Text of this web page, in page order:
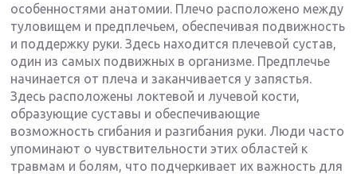
особенностями анатомии. Плечо расположено между
туловищем и предплечьем, обеспечивая подвижность
и поддержку руки. Здесь находится плечевой сустав,
один из самых подвижных в организме. Предплечье
начинается от плеча и заканчивается у запястья.
Здесь расположены локтевой и лучевой кости,
образующие суставы и обеспечивающие
возможность сгибания и разгибания руки. Люди часто
упоминают о чувствительности этих областей к
травмам и болям, что подчеркивает их важность для